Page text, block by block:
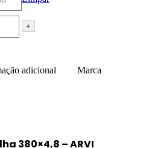
+
adicional Marca
380×4,8 – ARVI